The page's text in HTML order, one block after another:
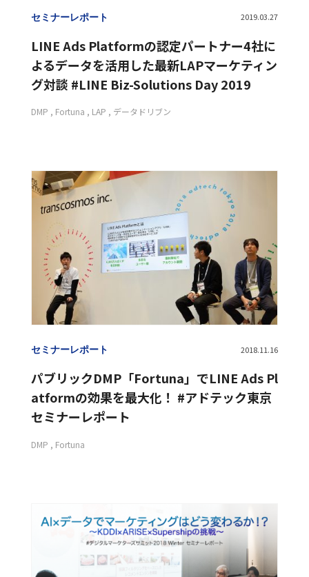
セミナーレポート 2019.03.27
LINE Ads Platformの認定パートナー4社に
よるデータを活用した最新LAPマーケティン
グ対談 #LINE Biz-Solutions Day 2019
DMP Fortuna LAP データドリブン
セミナーレポート 2018.11.16
パブリックDMP「Fortuna」でLINE Ads Pl
atformの効果を最大化！ #アドテック東京
セミナーレポート
DMP Fortuna